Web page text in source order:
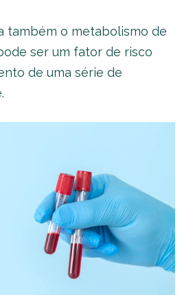
também o metabolismo de
ser um fator de risco
de uma série de